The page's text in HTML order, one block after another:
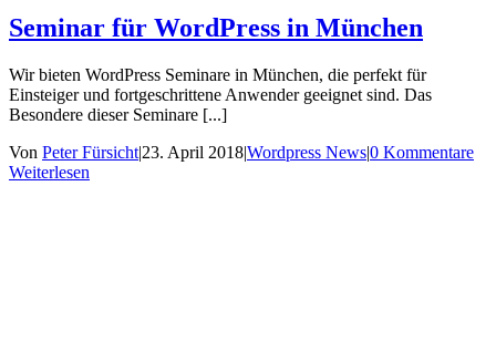
Seminar für WordPress in München
Wir bieten WordPress Seminare in München, die perfekt für
Einsteiger und fortgeschrittene Anwender geeignet sind. Das
Besondere dieser Seminare [...]
Von Peter Fürsicht|23. April 2018|Wordpress News|0 Kommentare
Weiterlesen